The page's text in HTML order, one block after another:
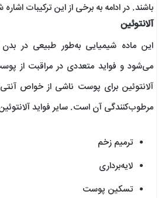
باشند. در ادامه به برخی از این ترکیبات
آلانتوئین
این ماده شیمیایی به‌طور طبیعی در
می‌شود و فواید متعددی در مراقبت از
آلانتوئین برای پوست ناشی از خواص
مرطوب‌کنندگی آن است. سایر فواید آلانتوئین
ترمیم زخم
لایه‌برداری
تسکین پوست